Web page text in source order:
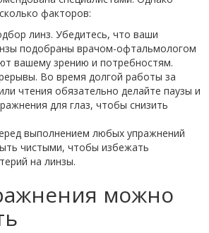
факторов:
линз. Убедитесь, что ваши
подобраны врачом-офтальмологом
вашему зрению и потребностям.
Во время долгой работы за
чтения обязательно делайте паузы и
для глаз, чтобы снизить
выполнением любых упражнений
чистыми, чтобы избежать
на линзы.
можно